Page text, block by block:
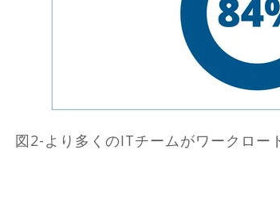
図2-より多くのITチームがワークロー